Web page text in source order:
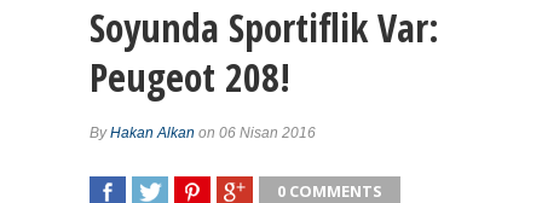
Soyunda Sportiflik Var:
Peugeot 208!
ByHakan Alkan on 06 Nisan 2016
0 COMMENTS